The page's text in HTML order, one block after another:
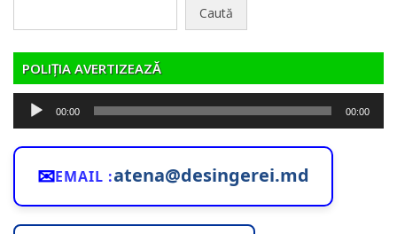
POLIȚIA AVERTIZEAZĂ
Player
audio
00:00 00:00
✉EMAIL :atena@desingerei.md